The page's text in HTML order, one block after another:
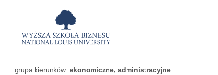
grupa kierunków: ekonomiczne, administracyjne